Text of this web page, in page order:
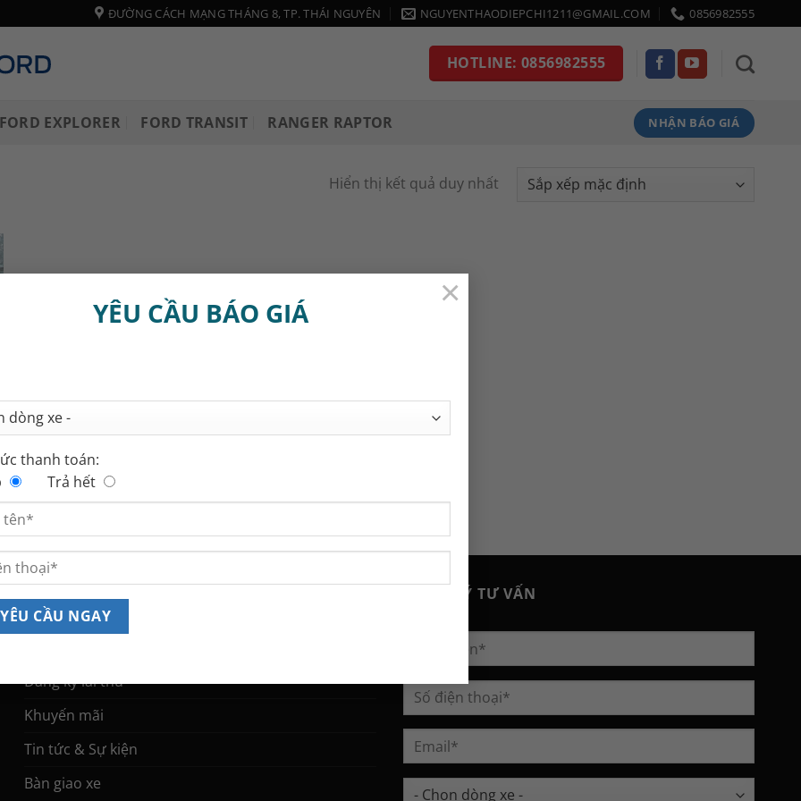
YÊU CẦU BÁO GIÁ
thanh toán:
Trả hết
×
ĐƯỜNG CÁCH MẠNG THÁNG 8, TP. THÁI NGUYÊN NGUYENTHAODIEPCHI1211@GMAIL.COM 0856982555
HOTLINE: 0856982555
FORD EXPLORER FORD TRANSIT RANGER RAPTOR NHẬN BÁO GIÁ
Hiển thị kết quả duy nhất
Đăng ký lái thử
Khuyến mãi
Tin tức & Sự kiện
Bàn giao xe
ĐĂNG KÝ TƯ VẤN